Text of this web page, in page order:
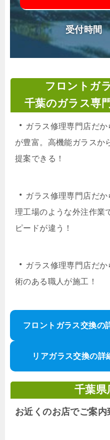
受付時間
フロントガ
千葉のガラス専
・ ガラス修理専門店だ
が豊富。高機能ガラスか
提案できる！
・ ガラス修理専門店だ
理工場のような外注作業
ピードが違う！
・ ガラス修理専門店だ
術のある職人が施工！
フロントガラス交換
リアガラス交換
千葉県
お近くのお店でご案内